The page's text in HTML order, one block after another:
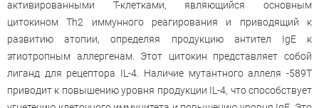
активированными Т-клетками, являющийся основным
цитокином Th2 иммунного реагирования и приводящий к
развитию атопии, определяя продукцию антител IgЕ к
этиотропным аллергенам. Этот цитокин представляет собой
лиганд для рецептора IL-4. Наличие мутантного аллеля -589T
приводит к повышению уровня продукции IL-4, что способствует